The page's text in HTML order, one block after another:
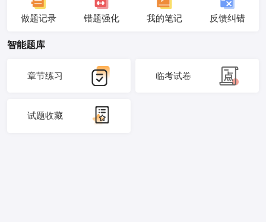
做题记录 错题强化 我的笔记 反馈纠错
智能题库
章节练习 临考试卷
试题收藏